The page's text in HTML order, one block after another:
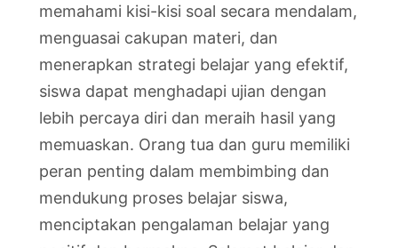
memahami kisi-kisi soal secara mendalam,
menguasai cakupan materi, dan
menerapkan strategi belajar yang efektif,
siswa dapat menghadapi ujian dengan
lebih percaya diri dan meraih hasil yang
memuaskan. Orang tua dan guru memiliki
peran penting dalam membimbing dan
mendukung proses belajar siswa,
menciptakan pengalaman belajar yang